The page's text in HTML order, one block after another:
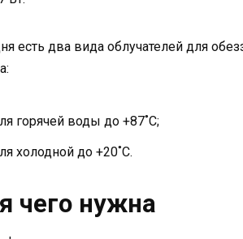
есть два вида облучателей для
горячей воды до +87˚С;
холодной до +20˚С.
чего нужна